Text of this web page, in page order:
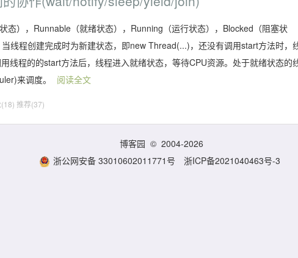
态），Runnable（就绪状态），Running（运行状态），Blocked（阻塞状
程创建完成时为新建状态，即new Thread(...)，还没有调用start方法时，
程的的start方法后，线程进入就绪状态，等待CPU资源。处于就绪状态的
来调度。
阅读全文
推荐(37)
博客园 © 2004-2026
浙公网安备 33010602011771号
浙ICP备2021040463号-3